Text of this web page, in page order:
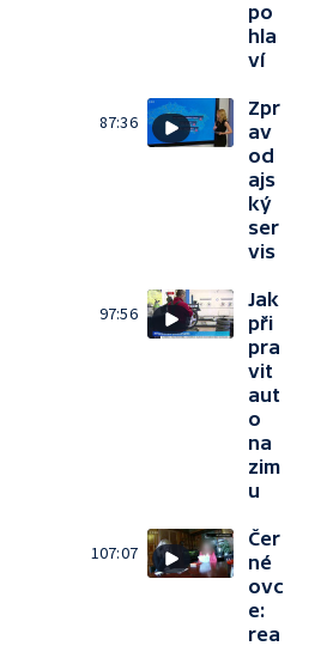
po
hla
ví
87:36
Zpr
av
od
ajs
ký
ser
vis
97:56
Jak
při
pra
vit
aut
o
na
zim
u
107:07
Čer
né
ovc
e:
rea